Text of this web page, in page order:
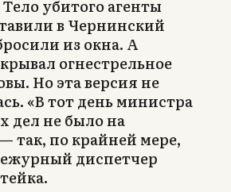
убитого агенты
в Чернинский
из окна. А
огнестрельное
Но эта версия не
«В тот день министра
дел не было на
так, по крайней мере,
диспетчер